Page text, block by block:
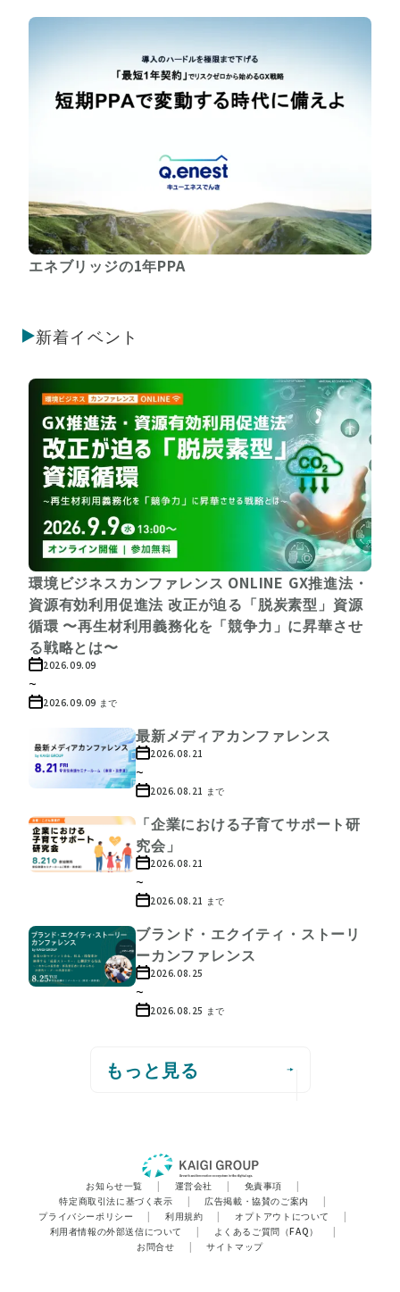
エネブリッジの1年PPA
新着イベント
環境ビジネスカンファレンス ONLINE GX推進法・
資源有効利用促進法 改正が迫る「脱炭素型」資源
循環 〜再生材利用義務化を「競争力」に昇華させ
る戦略とは〜
2026.09.09
~
2026.09.09 まで
最新メディアカンファレンス
2026.08.21
~
2026.08.21 まで
「企業における子育てサポート研
究会」
2026.08.21
~
2026.08.21 まで
ブランド・エクイティ・ストーリ
ーカンファレンス
2026.08.25
~
2026.08.25 まで
もっと見る
お知らせ一覧 | 運営会社 | 免責事項
|
特定商取引法に基づく表示
| 広告掲載・協賛のご案内
|
プライバシーポリシー
| 利用規約 | オプトアウトについて
|
利用者情報の外部送信について
| よくあるご質問（FAQ）
|
お問合せ
| サイトマップ